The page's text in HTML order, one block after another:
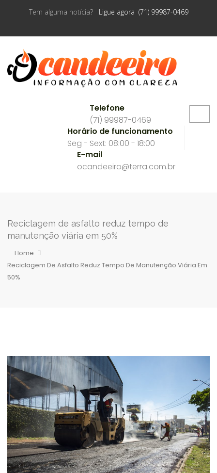
Tem alguma notícia? Ligue agora (71) 99987-0469
Telefone
(71) 99987-0469
Horário de funcionamento
Seg - Sext: 08:00 - 18:00
E-mail
ocandeeiro@terra.com.br
Reciclagem de asfalto reduz tempo de
manutenção viária em 50%
Home
Reciclagem De Asfalto Reduz Tempo De Manutenção Viária Em
50%